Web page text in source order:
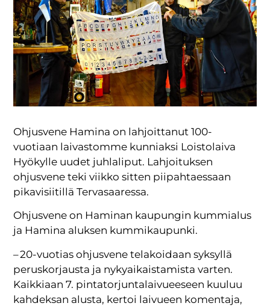
Ohjusvene Hamina on lahjoittanut 100-
vuotiaan laivastomme kunniaksi Loistolaiva
Hyökylle uudet juhlaliput. Lahjoituksen
ohjusvene teki viikko sitten piipahtaessaan
pikavisiitillä Tervasaaressa.
Ohjusvene on Haminan kaupungin kummialus
ja Hamina aluksen kummikaupunki.
– 20-vuotias ohjusvene telakoidaan syksyllä
peruskorjausta ja nykyaikaistamista varten.
Kaikkiaan 7. pintatorjuntalaivueeseen kuuluu
kahdeksan alusta, kertoi laivueen komentaja,